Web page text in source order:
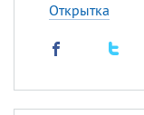
Открытка